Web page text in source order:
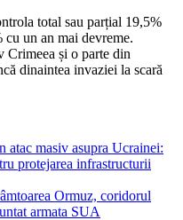
total sau parțial 19,5%
un an mai devreme.
și o parte din
dinaintea invaziei la scară
atac masiv asupra Ucrainei:
protejarea infrastructurii
Ormuz, coridorul
armata SUA